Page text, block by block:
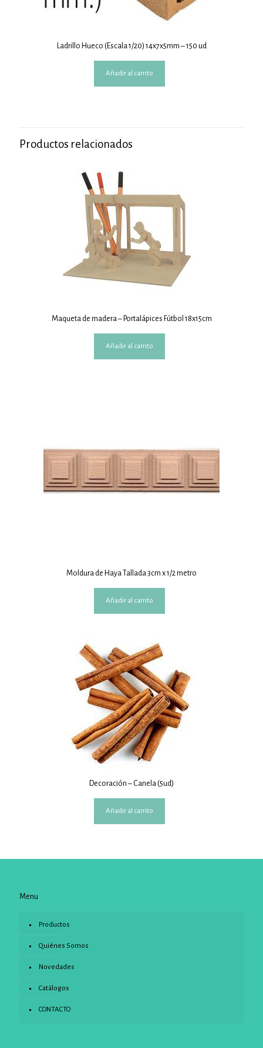
Ladrillo Hueco (Escala 1/20) 14x7x5mm – 150 ud
Añadir al carrito
Productos relacionados
Maqueta de madera – Portalápices Fútbol 18x15cm
Añadir al carrito
Moldura de Haya Tallada 3cm x 1/2 metro
Añadir al carrito
Decoración – Canela (5ud)
Añadir al carrito
Menu
Productos
Quiénes Somos
Novedades
Catálogos
CONTACTO